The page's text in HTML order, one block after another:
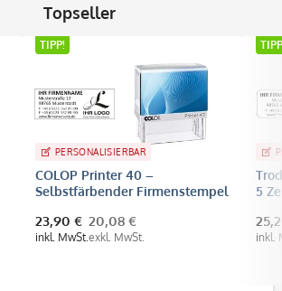
Topseller
–
PERSONALISIERBAR
Trodat Printy 4912 (47x18
5 Zeilen)
25,20 €
inkl. MwSt.